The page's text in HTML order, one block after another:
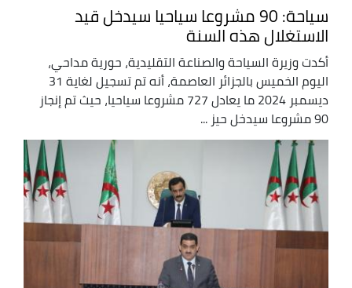
سياحة: 90 مشروعا سياحيا سيدخل قيد
الاستغلال هذه السنة
أكدت وزيرة السياحة والصناعة التقليدية، حورية مداحي،
اليوم الخميس بالجزائر العاصمة، أنه تم تسجيل لغاية 31
ديسمبر 2024 ما يعادل 727 مشروعا سياحيا، حيث تم إنجاز
90 مشروعا سيدخل حيز ...